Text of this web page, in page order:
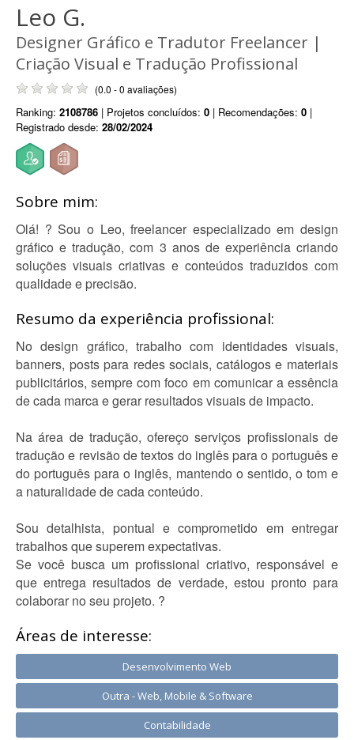
Leo G.
Designer Gráfico e Tradutor Freelancer |
Criação Visual e Tradução Profissional
(0.0 - 0 avaliações)
Ranking: 2108786 | Projetos concluídos: 0 | Recomendações: 0 |
Registrado desde: 28/02/2024
Sobre mim:
Olá! ? Sou o Leo, freelancer especializado em design
gráfico e tradução, com 3 anos de experiência criando
soluções visuais criativas e conteúdos traduzidos com
qualidade e precisão.
Resumo da experiência profissional:
No design gráfico, trabalho com identidades visuais,
banners, posts para redes sociais, catálogos e materiais
publicitários, sempre com foco em comunicar a essência
de cada marca e gerar resultados visuais de impacto.
Na área de tradução, ofereço serviços profissionais de
tradução e revisão de textos do inglês para o português e
do português para o inglês, mantendo o sentido, o tom e
a naturalidade de cada conteúdo.
Sou detalhista, pontual e comprometido em entregar
trabalhos que superem expectativas.
Se você busca um profissional criativo, responsável e
que entrega resultados de verdade, estou pronto para
colaborar no seu projeto. ?
Áreas de interesse:
Desenvolvimento Web
Outra - Web, Mobile & Software
Contabilidade